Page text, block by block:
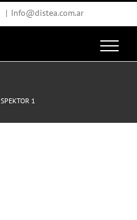
| Info@distea.com.ar
SPEKTOR 1